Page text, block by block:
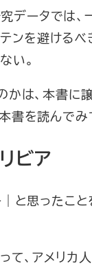
データでは、
ンを避けるべ
い。
かは、本書に
を読んでみ
ビア
と思ったこ
て、アメリカ